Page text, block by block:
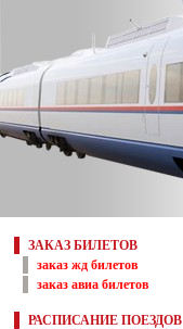
ЗАКАЗ БИЛЕТОВ
заказ жд билетов
заказ авиа билетов
РАСПИСАНИЕ ПОЕЗДОВ